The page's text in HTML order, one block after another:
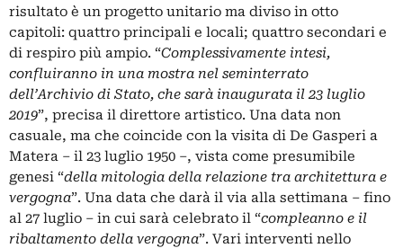
risultato è un progetto unitario ma diviso in otto
capitoli: quattro principali e locali; quattro secondari e
di respiro più ampio. “Complessivamente intesi,
confluiranno in una mostra nel seminterrato
dell’Archivio di Stato, che sarà inaugurata il 23 luglio
2019”, precisa il direttore artistico. Una data non
casuale, ma che coincide con la visita di De Gasperi a
Matera – il 23 luglio 1950 –, vista come presumibile
genesi “della mitologia della relazione tra architettura e
vergogna”. Una data che darà il via alla settimana – fino
al 27 luglio – in cui sarà celebrato il “compleanno e il
ribaltamento della vergogna”. Vari interventi nello